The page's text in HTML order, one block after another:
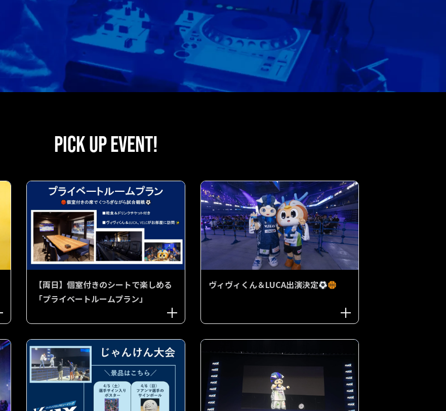
PICK UP EVENT!
【両日】個室付きのシートで楽しめる
「プライベートルームプラン」
ヴィヴィくん＆LUCA出演決定